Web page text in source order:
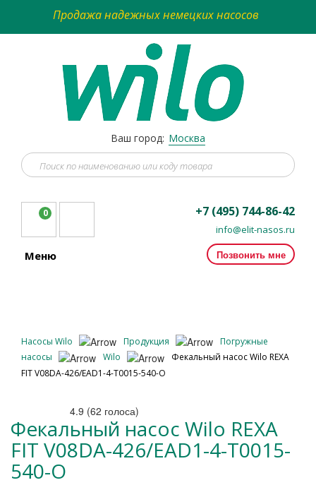
Продажа надежных немецких насосов
Ваш город: Москва
0 +7 (495) 744-86-42
info@elit-nasos.ru
Позвонить мне
Меню
Насосы Wilo Продукция
Погружные
насосы
Wilo
Фекальный насос Wilo REXA
FIT V08DA-426/EAD1-4-T0015-540-O
4.9 (62 голоса)
Фекальный насос Wilo REXA
FIT V08DA-426/EAD1-4-T0015-
540-O